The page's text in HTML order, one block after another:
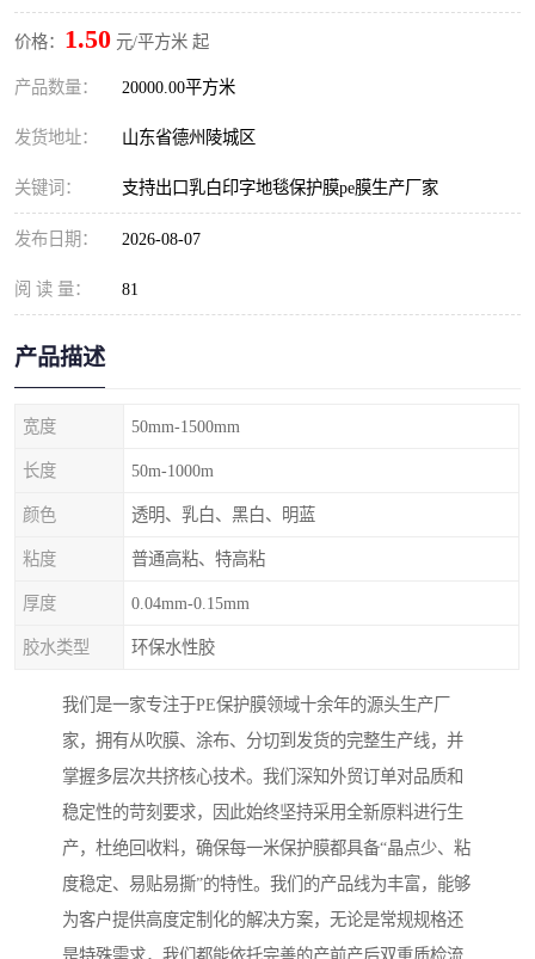
价格： 1.50 元/平方米 起
产品数量： 20000.00平方米
发货地址： 山东省德州陵城区
关键词： 支持出口乳白印字地毯保护膜pe膜生产厂家
发布日期： 2026-08-07
阅 读 量： 81
产品描述
宽度 50mm-1500mm
长度 50m-1000m
颜色 透明、乳白、黑白、明蓝
粘度 普通高粘、特高粘
厚度 0.04mm-0.15mm
胶水类型 环保水性胶
我们是一家专注于PE保护膜领域十余年的源头生产厂
家，拥有从吹膜、涂布、分切到发货的完整生产线，并
掌握多层次共挤核心技术。我们深知外贸订单对品质和
稳定性的苛刻要求，因此始终坚持采用全新原料进行生
产，杜绝回收料，确保每一米保护膜都具备“晶点少、粘
度稳定、易贴易撕”的特性。我们的产品线为丰富，能够
为客户提供高度定制化的解决方案，无论是常规规格还